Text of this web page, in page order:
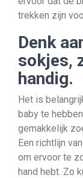
trekken zijn
Denk
sokjes,
handig.
Het is
baby te
gemakkelijk
Een richtlijn
om ervoor te
hand hebt. Zo